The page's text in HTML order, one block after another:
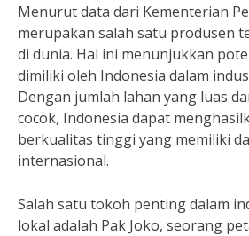
Menurut data dari Kementerian
merupakan salah satu produsen
di dunia. Hal ini menunjukkan
dimiliki oleh Indonesia dalam
Dengan jumlah lahan yang luas
cocok, Indonesia dapat
berkualitas tinggi yang memiliki
internasional.
Salah satu tokoh penting dalam
lokal adalah Pak Joko, seorang